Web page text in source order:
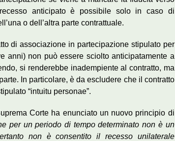
anticipato è possibile solo in caso di
o dell’altra parte contrattuale.
di associazione in partecipazione stipulato per
anni) non può essere sciolto anticipatamente a
si renderebbe inadempiente al contratto, ma
In particolare, è da escludere che il contratto
“intuitu personae”.
Corte ha enunciato un nuovo principio di
per un periodo di tempo determinato non è un
non è consentito il recesso unilaterale